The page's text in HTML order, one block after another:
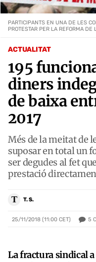
ACTUALITAT
195
diners
de baixa
2017
Més de la meitat de
suposar en total un
ser degudes al fet
prestació
T T. S.
25/11/2018 (11:00 CET) 5
PARTICIPANTS EN UNA DE LES
PROTESTAR PER LA REFORMA
La fractura sindical